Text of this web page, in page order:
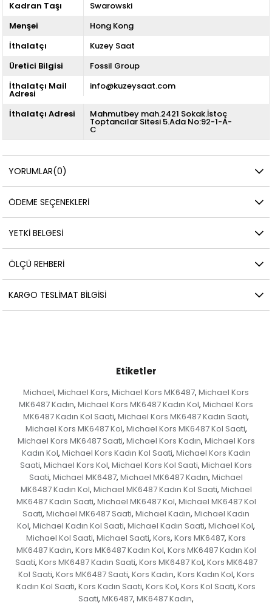
Kadran Taşı
Swarowski
Menşei
Hong Kong
İthalatçı
Kuzey Saat
Üretici Bilgisi
Fossil Group
İthalatçı Mail
Adresi
info@kuzeysaat.com
İthalatçı Adresi Mahmutbey mah.2421 Sokak.İstoç
Toptancılar Sitesi 5.Ada No:92-1-A-
C
YORUMLAR(0)
ÖDEME SEÇENEKLERI
YETKİ BELGESİ
ÖLÇÜ REHBERI
KARGO TESLIMAT BILGISI
Etiketler
Michael, Michael Kors, Michael Kors MK6487, Michael Kors
MK6487 Kadın, Michael Kors MK6487 Kadın Kol, Michael Kors
MK6487 Kadın Kol Saati, Michael Kors MK6487 Kadın Saati,
Michael Kors MK6487 Kol, Michael Kors MK6487 Kol Saati,
Michael Kors MK6487 Saati, Michael Kors Kadın, Michael Kors
Kadın Kol, Michael Kors Kadın Kol Saati, Michael Kors Kadın
Saati, Michael Kors Kol, Michael Kors Kol Saati, Michael Kors
Saati, Michael MK6487, Michael MK6487 Kadın, Michael
MK6487 Kadın Kol, Michael MK6487 Kadın Kol Saati, Michael
MK6487 Kadın Saati, Michael MK6487 Kol, Michael MK6487 Kol
Saati, Michael MK6487 Saati, Michael Kadın, Michael Kadın
Kol, Michael Kadın Kol Saati, Michael Kadın Saati, Michael Kol,
Michael Kol Saati, Michael Saati, Kors, Kors MK6487, Kors
MK6487 Kadın, Kors MK6487 Kadın Kol, Kors MK6487 Kadın Kol
Saati, Kors MK6487 Kadın Saati, Kors MK6487 Kol, Kors MK6487
Kol Saati, Kors MK6487 Saati, Kors Kadın, Kors Kadın Kol, Kors
Kadın Kol Saati, Kors Kadın Saati, Kors Kol, Kors Kol Saati, Kors
Saati, MK6487, MK6487 Kadın,